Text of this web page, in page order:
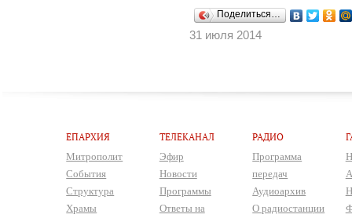
Поделиться…
31 июля 2014
ЕПАРХИЯ
Митрополит
События
Структура
Храмы
ТЕЛЕКАНАЛ
Эфир
Новости
Программы
Ответы на
РАДИО
Программа
передач
Аудиоархив
О радиостанции